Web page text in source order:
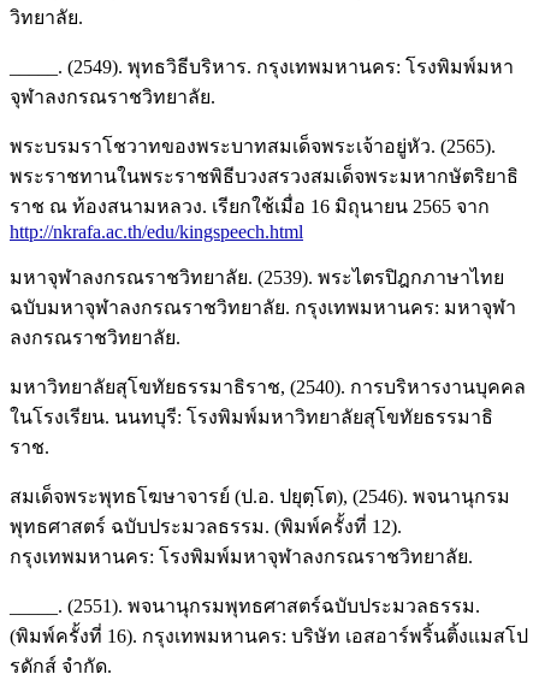
วิทยาลัย.
_____. (2549). พุทธวิธีบริหาร. กรุงเทพมหานคร: โรงพิมพ์มหา
จุฬาลงกรณราชวิทยาลัย.
พระบรมราโชวาทของพระบาทสมเด็จพระเจ้าอยู่หัว. (2565).
พระราชทานในพระราชพิธีบวงสรวงสมเด็จพระมหากษัตริยาธิ
ราช ณ ท้องสนามหลวง. เรียกใช้เมื่อ 16 มิถุนายน 2565 จาก
http://nkrafa.ac.th/edu/kingspeech.html
มหาจุฬาลงกรณราชวิทยาลัย. (2539). พระไตรปิฎกภาษาไทย
ฉบับมหาจุฬาลงกรณราชวิทยาลัย. กรุงเทพมหานคร: มหาจุฬา
ลงกรณราชวิทยาลัย.
มหาวิทยาลัยสุโขทัยธรรมาธิราช, (2540). การบริหารงานบุคคล
ในโรงเรียน. นนทบุรี: โรงพิมพ์มหาวิทยาลัยสุโขทัยธรรมาธิ
ราช.
สมเด็จพระพุทธโฆษาจารย์ (ป.อ. ปยุตฺโต), (2546). พจนานุกรม
พุทธศาสตร์ ฉบับประมวลธรรม. (พิมพ์ครั้งที่ 12).
กรุงเทพมหานคร: โรงพิมพ์มหาจุฬาลงกรณราชวิทยาลัย.
_____. (2551). พจนานุกรมพุทธศาสตร์ฉบับประมวลธรรม.
(พิมพ์ครั้งที่ 16). กรุงเทพมหานคร: บริษัท เอสอาร์พริ้นติ้งแมสโป
รดักส์ จำกัด.